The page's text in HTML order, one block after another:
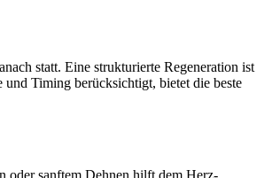
statt. Eine strukturierte Regeneration ist
Timing berücksichtigt, bietet die beste
oder sanftem Dehnen hilft dem Herz-